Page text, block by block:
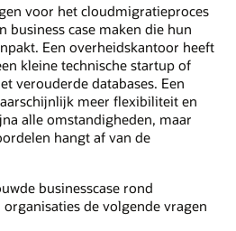
voor het cloudmigratieproces
business case maken die hun
Een overheidskantoor heeft
kleine technische startup of
verouderde databases. Een
meer flexibiliteit en
alle omstandigheden, maar
hangt af van de
businesscase rond
de volgende vragen